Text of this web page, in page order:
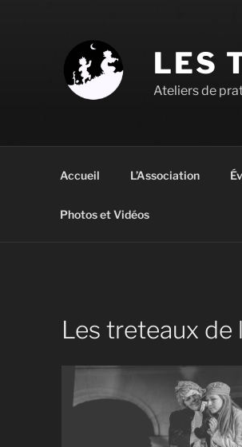
LES
Ateliers de
Accueil L’Association
Photos et Vidéos
Les treteaux de